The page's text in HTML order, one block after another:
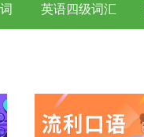
英语四级词汇